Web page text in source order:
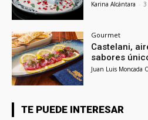
Karina Alcántara -
Gourmet
Castelani,
sabores
Juan Luis Moncada
TE PUEDE INTERESAR